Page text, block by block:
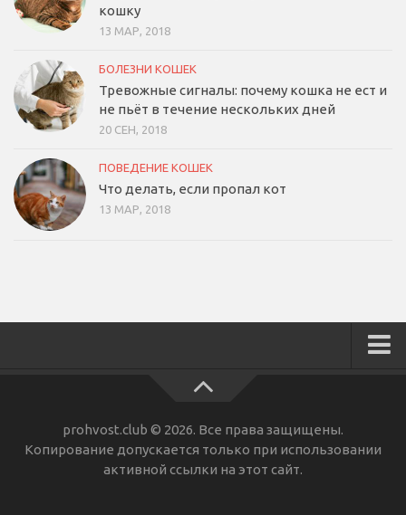
кошку
13 МАР, 2018
БОЛЕЗНИ КОШЕК
Тревожные сигналы: почему кошка не ест и
не пьёт в течение нескольких дней
20 СЕН, 2018
ПОВЕДЕНИЕ КОШЕК
Что делать, если пропал кот
13 МАР, 2018
prohvost.club © 2026. Все права защищены.
Копирование допускается только при использовании
активной ссылки на этот сайт.